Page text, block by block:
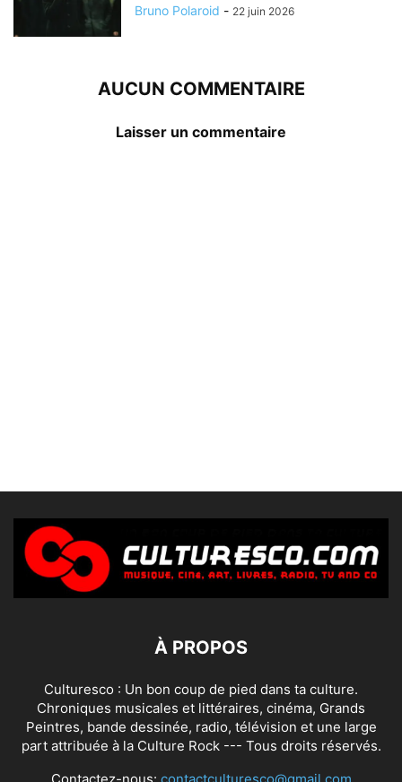
Bruno Polaroid - 22 juin 2026
AUCUN COMMENTAIRE
Laisser un commentaire
À PROPOS
Culturesco : Un bon coup de pied dans ta culture.
Chroniques musicales et littéraires, cinéma, Grands
Peintres, bande dessinée, radio, télévision et une large
part attribuée à la Culture Rock --- Tous droits réservés.